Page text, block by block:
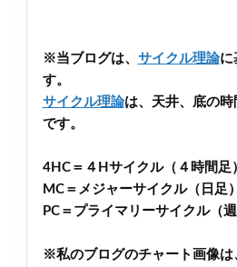
※当ブログは、 サイクル理論に
す。
サイクル理論は、天井、底の
です。
4HC＝４Hサイクル（４時間足
MC＝メジャーサイクル（日足）
PC＝プライマリーサイクル（週
※私のブログのチャート画像